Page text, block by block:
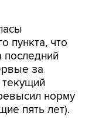
пункта, что
за
норму
пять лет).